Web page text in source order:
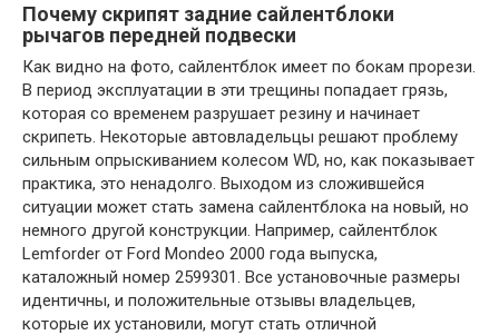
Почему скрипят задние сайлентблоки
рычагов передней подвески
Как видно на фото, сайлентблок имеет по бокам прорези.
В период эксплуатации в эти трещины попадает грязь,
которая со временем разрушает резину и начинает
скрипеть. Некоторые автовладельцы решают проблему
сильным опрыскиванием колесом WD, но, как показывает
практика, это ненадолго. Выходом из сложившейся
ситуации может стать замена сайлентблока на новый, но
немного другой конструкции. Например, сайлентблок
Lemforder от Ford Mondeo 2000 года выпуска,
каталожный номер 2599301. Все установочные размеры
идентичны, и положительные отзывы владельцев,
которые их установили, могут стать отличной